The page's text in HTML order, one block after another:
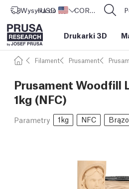
Wysyłka do Stany Zjednoczone
USD ($) CORE One L: Już w sprzedaży!
Drukarki 3D
Filament Prusament
Prusament Woodfill
1kg (NFC)
Parametry 1kg NFC